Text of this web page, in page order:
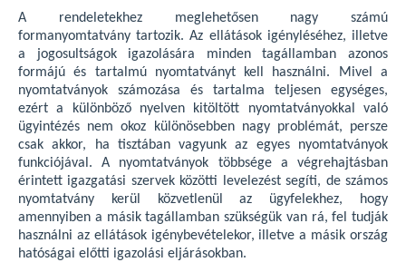
A rendeletekhez meglehetősen nagy számú
formanyomtatvány tartozik. Az ellátások igényléséhez, illetve
a jogosultságok igazolására minden tagállamban azonos
formájú és tartalmú nyomtatványt kell használni. Mivel a
nyomtatványok számozása és tartalma teljesen egységes,
ezért a különböző nyelven kitöltött nyomtatványokkal való
ügyintézés nem okoz különösebben nagy problémát, persze
csak akkor, ha tisztában vagyunk az egyes nyomtatványok
funkciójával. A nyomtatványok többsége a végrehajtásban
érintett igazgatási szervek közötti levelezést segíti, de számos
nyomtatvány kerül közvetlenül az ügyfelekhez, hogy
amennyiben a másik tagállamban szükségük van rá, fel tudják
használni az ellátások igénybevételekor, illetve a másik ország
hatóságai előtti igazolási eljárásokban.